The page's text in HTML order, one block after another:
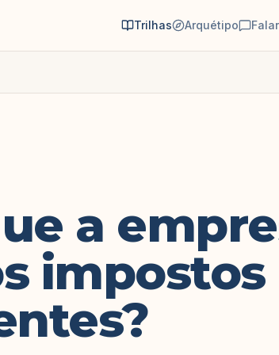
Trilhas Arquétipo
a
impostos